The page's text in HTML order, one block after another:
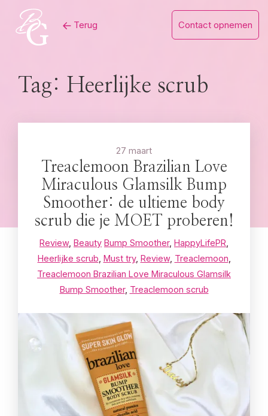
content
Terug Contact opnemen
Tag: Heerlijke scrub
27 maart
Treaclemoon Brazilian Love
Miraculous Glamsilk Bump
Smoother: de ultieme body
scrub die je MOET proberen!
Review, Beauty Bump Smoother, HappyLifePR
Heerlijke scrub Must try, Review, Treaclemoon
Treaclemoon Brazilian Love Miraculous Glamsilk
Bump Smoother, Treaclemoon scrub